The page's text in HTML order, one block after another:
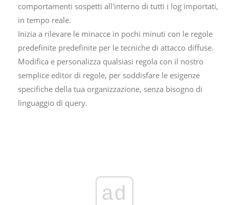
comportamenti sospetti all'interno di tutti i log importati,
in tempo reale.
Inizia a rilevare le minacce in pochi minuti con le regole
predefinite predefinite per le tecniche di attacco diffuse.
Modifica e personalizza qualsiasi regola con il nostro
semplice editor di regole, per soddisfare le esigenze
specifiche della tua organizzazione, senza bisogno di
linguaggio di query.
ad